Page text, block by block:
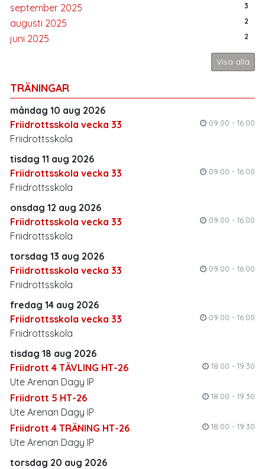
september 2025 3
augusti 2025 2
juni 2025 2
Visa alla
TRÄNINGAR
måndag 10 aug 2026
Friidrottsskola vecka 33
09:00 - 16:00
Friidrottsskola
tisdag 11 aug 2026
Friidrottsskola vecka 33
09:00 - 16:00
Friidrottsskola
onsdag 12 aug 2026
Friidrottsskola vecka 33
09:00 - 16:00
Friidrottsskola
torsdag 13 aug 2026
Friidrottsskola vecka 33
09:00 - 16:00
Friidrottsskola
fredag 14 aug 2026
Friidrottsskola vecka 33
09:00 - 16:00
Friidrottsskola
tisdag 18 aug 2026
Friidrott 4 TÄVLING HT-26
18:00 - 19:30
Ute Arenan Dagy IP
Friidrott 5 HT-26
18:00 - 19:30
Ute Arenan Dagy IP
Friidrott 4 TRÄNING HT-26
18:00 - 19:30
Ute Arenan Dagy IP
torsdag 20 aug 2026